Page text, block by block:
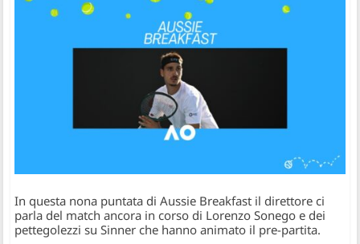
In questa nona puntata di Aussie Breakfast il direttore ci
parla del match ancora in corso di Lorenzo Sonego e dei
pettegolezzi su Sinner che hanno animato il pre-partita.